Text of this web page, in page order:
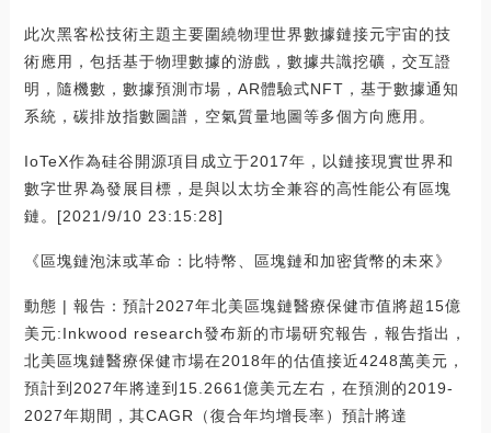
此次黑客松技術主題主要圍繞物理世界數據鏈接元宇宙的技
術應用，包括基于物理數據的游戲，數據共識挖礦，交互證
明，隨機數，數據預測市場，AR體驗式NFT，基于數據通知
系統，碳排放指數圖譜，空氣質量地圖等多個方向應用。
IoTeX作為硅谷開源項目成立于2017年，以鏈接現實世界和
數字世界為發展目標，是與以太坊全兼容的高性能公有區塊
鏈。[2021/9/10 23:15:28]
《區塊鏈泡沫或革命：比特幣、區塊鏈和加密貨幣的未來》
動態 | 報告：預計2027年北美區塊鏈醫療保健市值將超15億
美元:Inkwood research發布新的市場研究報告，報告指出，
北美區塊鏈醫療保健市場在2018年的估值接近4248萬美元，
預計到2027年將達到15.2661億美元左右，在預測的2019-
2027年期間，其CAGR（復合年均增長率）預計將達